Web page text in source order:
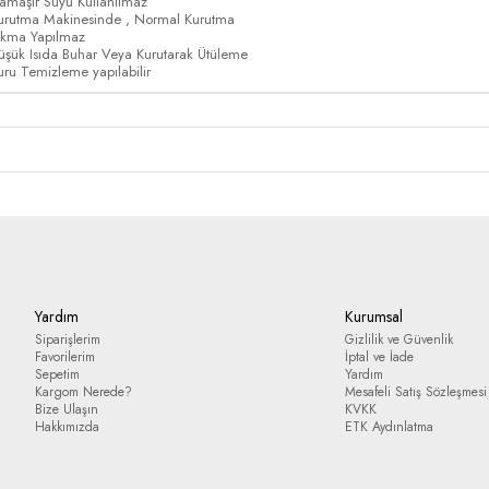
Makinesinde , Normal Kurutma
Yapılmaz
Isıda Buhar Veya Kurutarak Ütüleme
Temizleme yapılabilir
Yardım
Siparişlerim
Favorilerim
Sepetim
Kargom Nerede?
Bize Ulaşın
Hakkımızda
Kurumsal
Gizlilik ve Güvenlik
İptal ve İade
Yardım
Mesafeli Satış Sözleşmesi
KVKK
ETK Aydınlatma